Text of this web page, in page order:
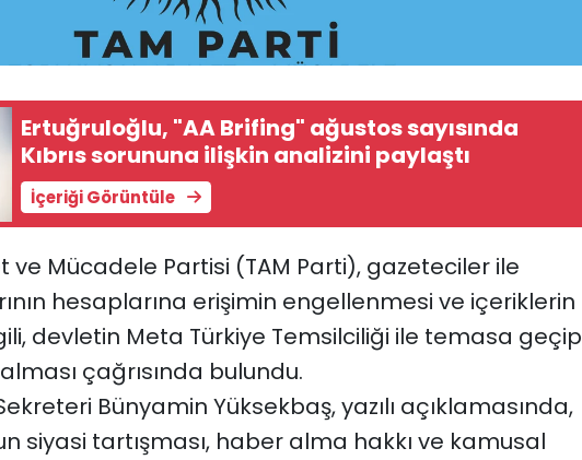
Ertuğruloğlu, "AA Brifing" ağustos sayısında
Kıbrıs sorununa ilişkin analizini paylaştı
İçeriği Görüntüle
ve Mücadele Partisi (TAM Parti), gazeteciler ile
hesaplarına erişimin engellenmesi ve içeriklerin
devletin Meta Türkiye Temsilciliği ile temasa geçip
çağrısında bulundu.
Bünyamin Yüksekbaş, yazılı açıklamasında,
siyasi tartışması, haber alma hakkı ve kamusal